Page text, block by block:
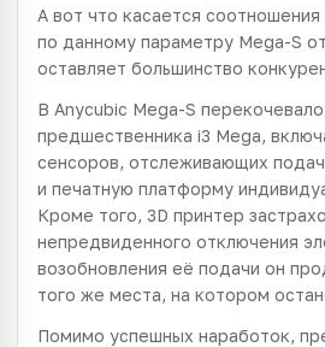
А вот что касается
по данному параметру Mega-S
оставляет большинство
В Anycubic Mega-S
предшественника i3 Mega,
сенсоров, отслеживающих
и печатную платформу
Кроме того, 3D принтер
непредвиденного отключения
возобновления её подачи он
того же места, на котором
Помимо успешных наработок,